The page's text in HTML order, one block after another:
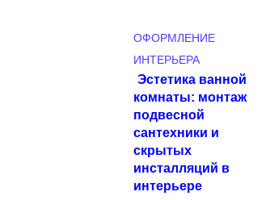
ОФОРМЛЕНИЕ
ИНТЕРЬЕРА
Эстетика ванной
комнаты: монтаж
подвесной
сантехники и
скрытых
инсталляций в
интерьере